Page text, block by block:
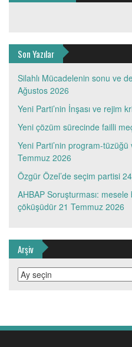
Son Yazılar
Silahlı Mücadelenin sonu ve
Ağustos 2026
Yeni Parti’nin İnşası ve rejim
Yeni çözüm sürecinde failli
Yeni Parti’nin program-tüzüğü
Temmuz 2026
Özgür Özel’de seçim partisi
AHBAP Soruşturması:
çöküşüdür 21 Temmuz 2026
Arşiv
Arşiv